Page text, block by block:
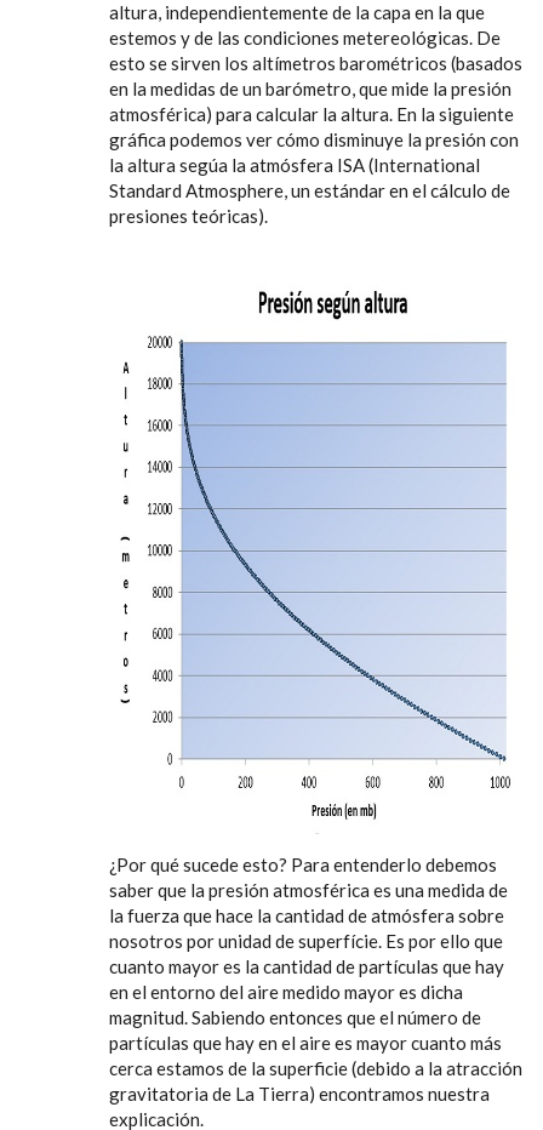
altura, independientemente de la capa en la que
estemos y de las condiciones metereológicas. De
esto se sirven los altímetros barométricos (basados
en la medidas de un barómetro, que mide la presión
atmosférica) para calcular la altura. En la siguiente
gráfica podemos ver cómo disminuye la presión con
la altura segúa la atmósfera ISA (International
Standard Atmosphere, un estándar en el cálculo de
presiones teóricas).
¿Por qué sucede esto? Para entenderlo debemos
saber que la presión atmosférica es una medida de
la fuerza que hace la cantidad de atmósfera sobre
nosotros por unidad de superfície. Es por ello que
cuanto mayor es la cantidad de partículas que hay
en el entorno del aire medido mayor es dicha
magnitud. Sabiendo entonces que el número de
partículas que hay en el aire es mayor cuanto más
cerca estamos de la superficie (debido a la atracción
gravitatoria de La Tierra) encontramos nuestra
explicación.